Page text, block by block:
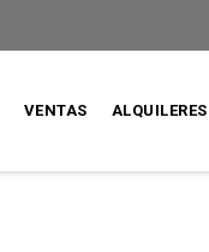
VENTAS ALQUILERES